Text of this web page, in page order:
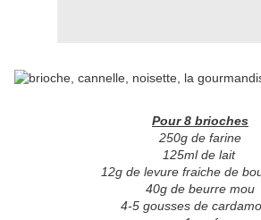
Pour 8 brioches
250g de farine
125ml de lait
12g de levure fraiche de
40g de beurre mou
4-5 gousses de